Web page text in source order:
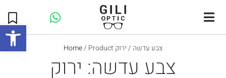
Open toolbar
Home / Product צבע עדשה / ירוק
צבע עדשה: ירוק